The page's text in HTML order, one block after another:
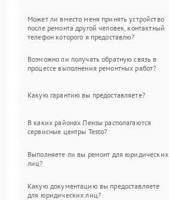
Может ли вместо меня принять устройство
после ремонта другой человек, контактный
телефон которого я предоставлю?
Возможно ли получать обратную связь в
процессе выполнения ремонтных работ?
Какую гарантию вы предоставляете?
В каких районах Пензы располагаются
сервисные центры Testo?
Выполняете ли вы ремонт для юридических
лиц?
Какую документацию вы предоставляете
для юридических лиц?